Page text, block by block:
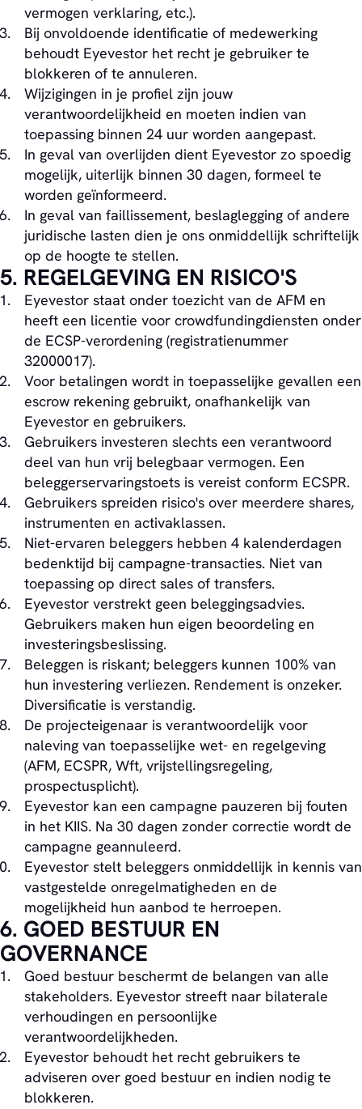
vermogen verklaring, etc.).
Bij onvoldoende identificatie of medewerking
behoudt Eyevestor het recht je gebruiker te
blokkeren of te annuleren.
Wijzigingen in je profiel zijn jouw
verantwoordelijkheid en moeten indien van
toepassing binnen 24 uur worden aangepast.
In geval van overlijden dient Eyevestor zo spoedig
mogelijk, uiterlijk binnen 30 dagen, formeel te
worden geïnformeerd.
In geval van faillissement, beslaglegging of andere
juridische lasten dien je ons onmiddellijk schriftelijk
op de hoogte te stellen.
5. REGELGEVING EN RISICO'S
Eyevestor staat onder toezicht van de AFM en
heeft een licentie voor crowdfundingdiensten onder
de ECSP-verordening (registratienummer
32000017).
Voor betalingen wordt in toepasselijke gevallen een
escrow rekening gebruikt, onafhankelijk van
Eyevestor en gebruikers.
Gebruikers investeren slechts een verantwoord
deel van hun vrij belegbaar vermogen. Een
beleggerservaringstoets is vereist conform ECSPR.
Gebruikers spreiden risico's over meerdere shares,
instrumenten en activaklassen.
Niet-ervaren beleggers hebben 4 kalenderdagen
bedenktijd bij campagne-transacties. Niet van
toepassing op direct sales of transfers.
Eyevestor verstrekt geen beleggingsadvies.
Gebruikers maken hun eigen beoordeling en
investeringsbeslissing.
Beleggen is riskant; beleggers kunnen 100% van
hun investering verliezen. Rendement is onzeker.
Diversificatie is verstandig.
De projecteigenaar is verantwoordelijk voor
naleving van toepasselijke wet- en regelgeving
(AFM, ECSPR, Wft, vrijstellingsregeling,
prospectusplicht).
Eyevestor kan een campagne pauzeren bij fouten
in het KIIS. Na 30 dagen zonder correctie wordt de
campagne geannuleerd.
Eyevestor stelt beleggers onmiddellijk in kennis van
vastgestelde onregelmatigheden en de
mogelijkheid hun aanbod te herroepen.
6. GOED BESTUUR EN
GOVERNANCE
Goed bestuur beschermt de belangen van alle
stakeholders. Eyevestor streeft naar bilaterale
verhoudingen en persoonlijke
verantwoordelijkheden.
Eyevestor behoudt het recht gebruikers te
adviseren over goed bestuur en indien nodig te
blokkeren.